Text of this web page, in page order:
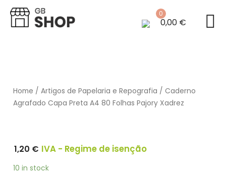
0
0,00 €
Home /Artigos de Papelaria e Repografia / Caderno
Agrafado Capa Preta A4 80 Folhas Pajory Xadrez
1,20 € IVA - Regime de isenção
10 in stock